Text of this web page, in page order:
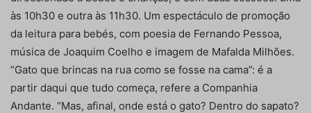
às 10h30 e outra às 11h30. Um espectáculo de promoção
da leitura para bebés, com poesia de Fernando Pessoa,
música de Joaquim Coelho e imagem de Mafalda Milhões.
“Gato que brincas na rua como se fosse na cama”: é a
partir daqui que tudo começa, refere a Companhia
Andante. “Mas, afinal, onde está o gato? Dentro do sapato?